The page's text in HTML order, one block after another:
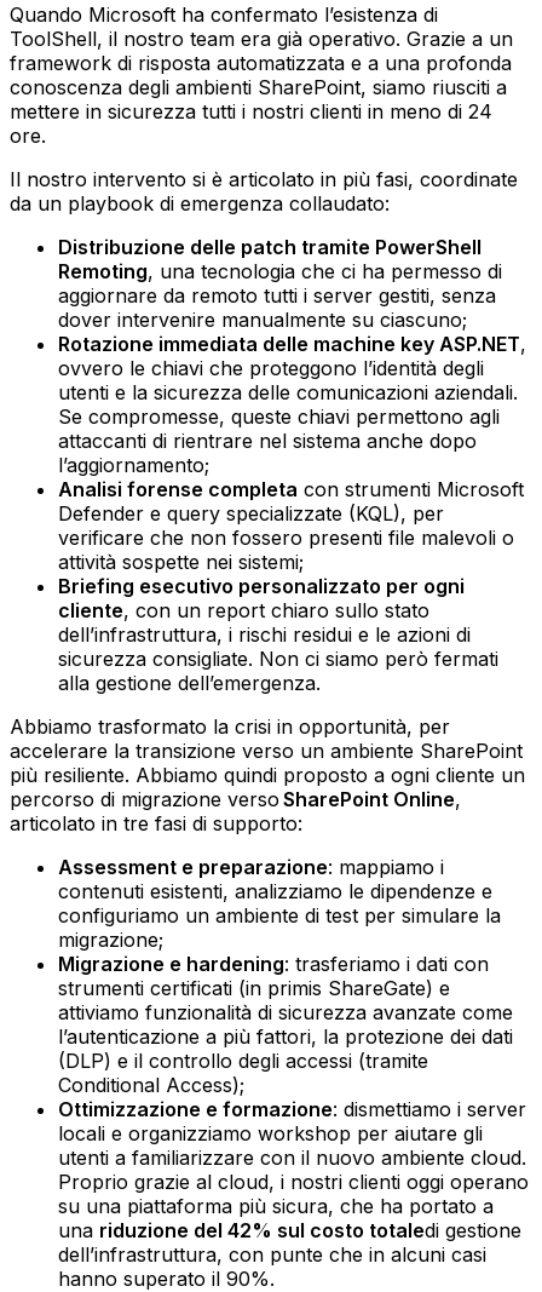
Quando Microsoft ha confermato l’esistenza di
ToolShell, il nostro team era già operativo. Grazie a un
framework di risposta automatizzata e a una profonda
conoscenza degli ambienti SharePoint, siamo riusciti a
mettere in sicurezza tutti i nostri clienti in meno di 24
ore.
Il nostro intervento si è articolato in più fasi, coordinate
da un playbook di emergenza collaudato:
Distribuzione delle patch tramite PowerShell
Remoting, una tecnologia che ci ha permesso di
aggiornare da remoto tutti i server gestiti, senza
dover intervenire manualmente su ciascuno;‍
Rotazione immediata delle machine key ASP.NET,
ovvero le chiavi che proteggono l’identità degli
utenti e la sicurezza delle comunicazioni aziendali.
Se compromesse, queste chiavi permettono agli
attaccanti di rientrare nel sistema anche dopo
l’aggiornamento;‍
Analisi forense completa con strumenti Microsoft
Defender e query specializzate (KQL), per
verificare che non fossero presenti file malevoli o
attività sospette nei sistemi;‍
Briefing esecutivo personalizzato per ogni
cliente, con un report chiaro sullo stato
dell’infrastruttura, i rischi residui e le azioni di
sicurezza consigliate.‍ Non ci siamo però fermati
alla gestione dell’emergenza.
Abbiamo trasformato la crisi in opportunità, per
accelerare la transizione verso un ambiente SharePoint
più resiliente. Abbiamo quindi proposto a ogni cliente un
percorso di migrazione verso SharePoint Online,
articolato in tre fasi di supporto:
Assessment e preparazione: mappiamo i
contenuti esistenti, analizziamo le dipendenze e
configuriamo un ambiente di test per simulare la
migrazione;‍
Migrazione e hardening: trasferiamo i dati con
strumenti certificati (in primis ShareGate) e
attiviamo funzionalità di sicurezza avanzate come
l’autenticazione a più fattori, la protezione dei dati
(DLP) e il controllo degli accessi (tramite
Conditional Access);‍
Ottimizzazione e formazione: dismettiamo i server
locali e organizziamo workshop per aiutare gli
utenti a familiarizzare con il nuovo ambiente cloud.‍
Proprio grazie al cloud, i nostri clienti oggi operano
su una piattaforma più sicura, che ha portato a
una riduzione del 42% sul costo totaledi gestione
dell’infrastruttura, con punte che in alcuni casi
hanno superato il 90%.